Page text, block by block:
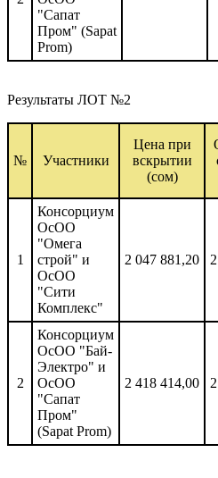
"Сапат
Пром" (Sapat
Prom)
Результаты ЛОТ №2
№ Участники
Цена при
вскрытии
(сом)
1
Консорциум
ОсОО
"Омега
строй" и
ОсОО
"Сити
Комплекс"
2 047 881,20
2
Консорциум
ОсОО "Бай-
Электро" и
ОсОО
"Сапат
Пром"
(Sapat Prom)
2 418 414,00